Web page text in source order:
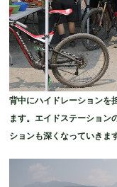
背中にハイドレーションを
ます。エイドステーション
ションも深くなっていきま